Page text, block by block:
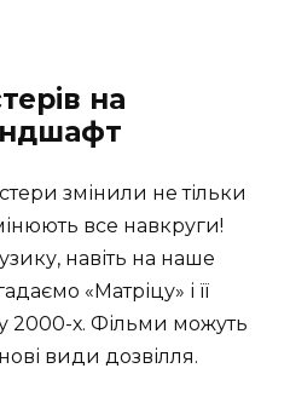
на
змінили не тільки
все навкруги!
навіть на наше
«Матріцу» і її
2000-х. Фільми можуть
види дозвілля.